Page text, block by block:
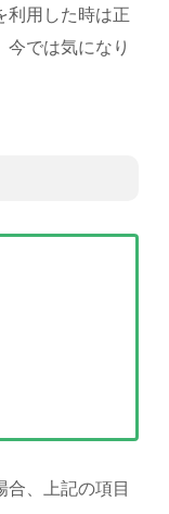
利用した時は正
今では気になり
合、上記の項目